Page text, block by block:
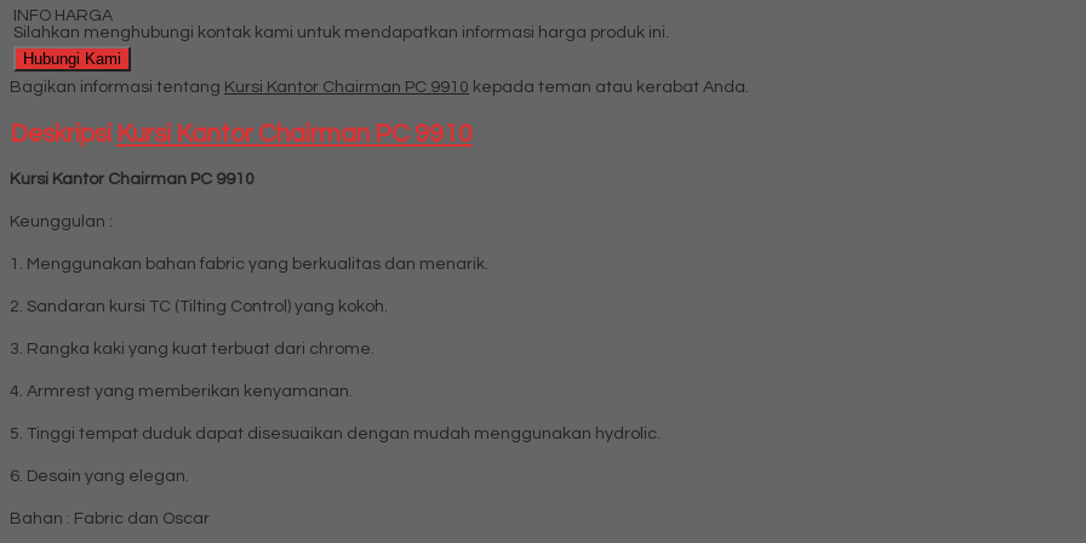
INFO HARGA
Silahkan menghubungi kontak kami untuk mendapatkan informasi harga produk ini.
Hubungi Kami
Bagikan informasi tentang Kursi Kantor Chairman PC 9910 kepada teman atau kerabat Anda.
Deskripsi Kursi Kantor Chairman PC 9910
Kursi Kantor Chairman PC 9910
Keunggulan :
1. Menggunakan bahan fabric yang berkualitas dan menarik.
2. Sandaran kursi TC (Tilting Control) yang kokoh.
3. Rangka kaki yang kuat terbuat dari chrome.
4. Armrest yang memberikan kenyamanan.
5. Tinggi tempat duduk dapat disesuaikan dengan mudah menggunakan hydrolic.
6. Desain yang elegan.
Bahan : Fabric dan Oscar